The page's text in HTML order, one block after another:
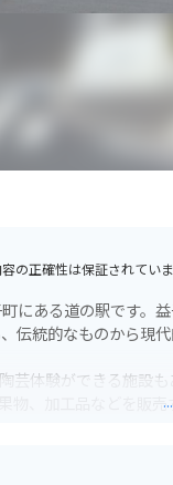
の正確性は保証されていま
にある道の駅です。
伝統的なものから現
芸体験ができる施設
物、加工品などを販
ングを楽しむのもお